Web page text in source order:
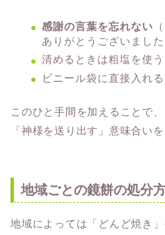
感謝の言葉を忘れない
ありがとうございました
清めるときは粗塩を使う
ビニール袋に直接入れ
このひと手間を加えることで
「神様を送り出す」意味合い
地域ごとの鏡餅の処分
地域によっては「どんど焼き